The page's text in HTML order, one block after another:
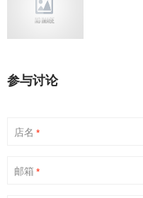
参与讨论
店名 *
邮箱 *